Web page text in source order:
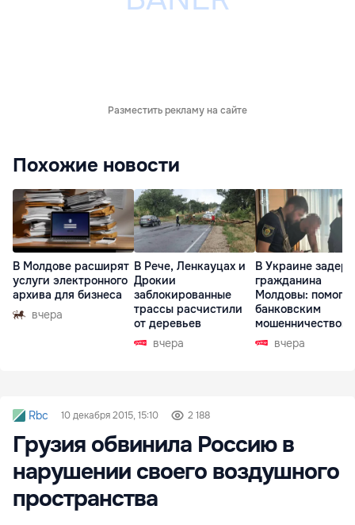
Разместить рекламу на сайте
Похожие новости
В Молдове расширят
услуги электронного
архива для бизнеса
вчера
В Рече, Ленкауцах и
Дрокии
заблокированные
трассы расчистили
от деревьев
вчера
В Украине
гражданина
Молдовы:
банковским
мошенничеством
Чехиивчера
Rbc 10 декабря 2015, 15:10 2 188
Грузия обвинила Россию в
нарушении своего воздушного
пространства